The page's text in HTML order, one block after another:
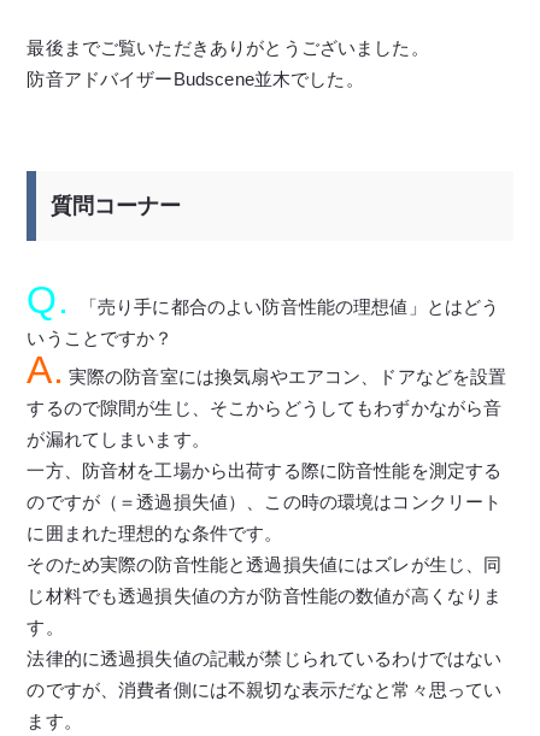
最後までご覧いただきありがとうございました。
防音アドバイザーBudscene並木でした。
質問コーナー
Q.
「売り手に都合のよい防音性能の理想値」とはどう
いうことですか？
A. 実際の防音室には換気扇やエアコン、ドアなどを設置
するので隙間が生じ、そこからどうしてもわずかながら音
が漏れてしまいます。
一方、防音材を工場から出荷する際に防音性能を測定する
のですが（＝透過損失値）、この時の環境はコンクリート
に囲まれた理想的な条件です。
そのため実際の防音性能と透過損失値にはズレが生じ、同
じ材料でも透過損失値の方が防音性能の数値が高くなりま
す。
法律的に透過損失値の記載が禁じられているわけではない
のですが、消費者側には不親切な表示だなと常々思ってい
ます。